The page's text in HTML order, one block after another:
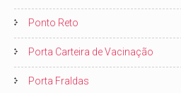
Ponto Reto
Porta Carteira de Vacinação
Porta Fraldas